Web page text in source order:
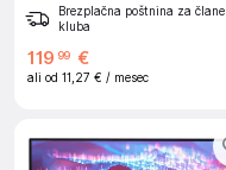
Brezplačna poštnina za člane
kluba
119 99 €
ali od 11,27 € / mesec